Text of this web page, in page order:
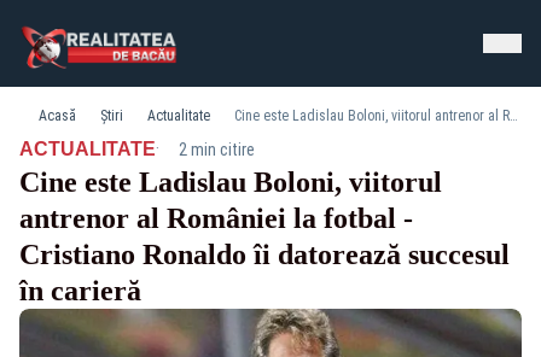
Acasă Știri Actualitate Cine este Ladislau Boloni, viitorul antrenor al României la fotbal - Cristiano Ronaldo îi datorează succesul în carieră
ACTUALITATE· 2 min citire
Cine este Ladislau Boloni, viitorul
antrenor al României la fotbal -
Cristiano Ronaldo îi datorează succesul
în carieră